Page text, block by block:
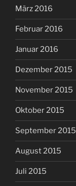
März 2016
Februar 2016
Januar 2016
Dezember 2015
November 2015
Oktober 2015
September 2015
August 2015
Juli 2015